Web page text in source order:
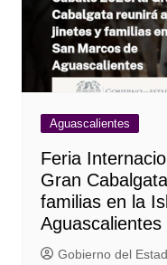
Aguascalientes
Feria
Gran
familias en la
Aguascalientes
Gobierno del